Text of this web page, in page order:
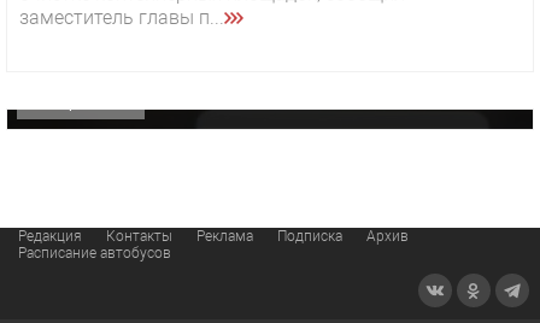
заместитель главы п...
«Звезда» Метрана стала главным героем нового
Редакция Контакты Реклама Подписка
Архив
Расписание автобусов